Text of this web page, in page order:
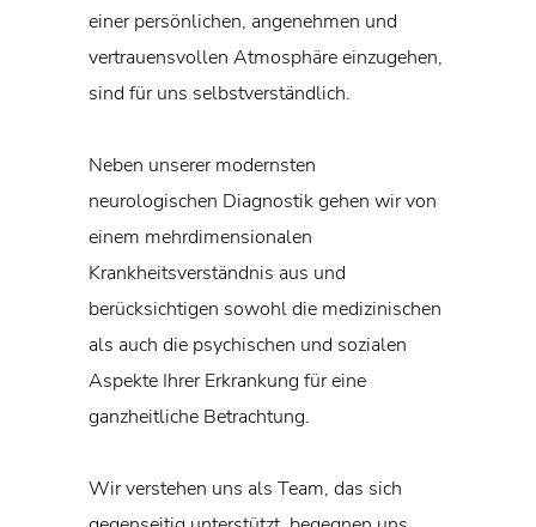
einer persönlichen, angenehmen und
vertrauensvollen Atmosphäre einzugehen,
sind für uns selbstverständlich.
Neben unserer modernsten
neurologischen Diagnostik gehen wir von
einem mehrdimensionalen
Krankheitsverständnis aus und
berücksichtigen sowohl die medizinischen
als auch die psychischen und sozialen
Aspekte Ihrer Erkrankung für eine
ganzheitliche Betrachtung.
Wir verstehen uns als Team, das sich